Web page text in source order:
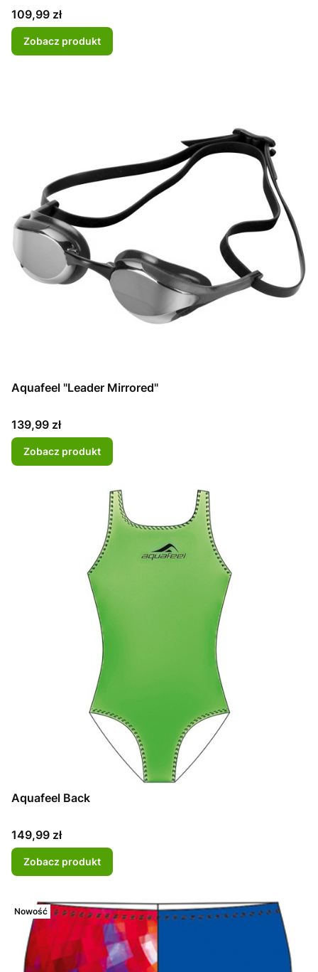
Cena
109,99 zł
Zobacz produkt
Aquafeel "Leader Mirrored"
Cena
139,99 zł
Zobacz produkt
Aquafeel Back
Cena
149,99 zł
Zobacz produkt
Nowość